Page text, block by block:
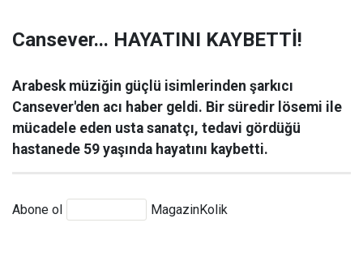
Cansever... HAYATINI KAYBETTİ!
Arabesk müziğin güçlü isimlerinden şarkıcı
Cansever'den acı haber geldi. Bir süredir lösemi ile
mücadele eden usta sanatçı, tedavi gördüğü
hastanede 59 yaşında hayatını kaybetti.
Abone ol MagazinKolik